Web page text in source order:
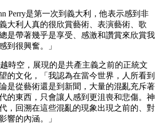
Perry是第一次到義大利，他表示感到非
大利人真的很欣賞藝術、表演藝術、歌
是帶著幾乎是享受、感激和讚賞來欣賞我
到很興奮。」
時空，展現的是共產主義之前的正統文
的文化，「我認為在當今世界，人所看到
是從藝術還是到新聞，大量的混亂充斥著
的東西，只會讓人感到更沮喪和悲傷。神
，回溯在這些混亂的現象出現之前的、對
響的內涵。」